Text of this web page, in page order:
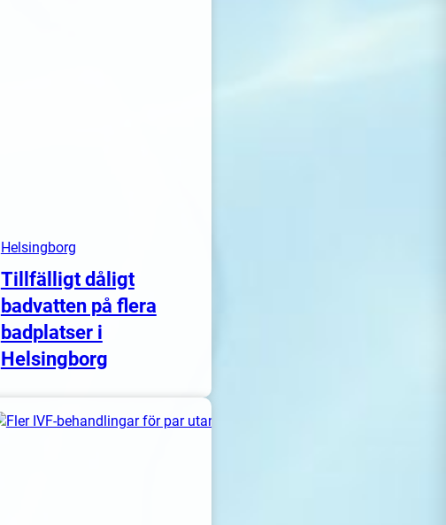
Helsingborg
Tillfälligt dåligt
badvatten på flera
badplatser i
Helsingborg